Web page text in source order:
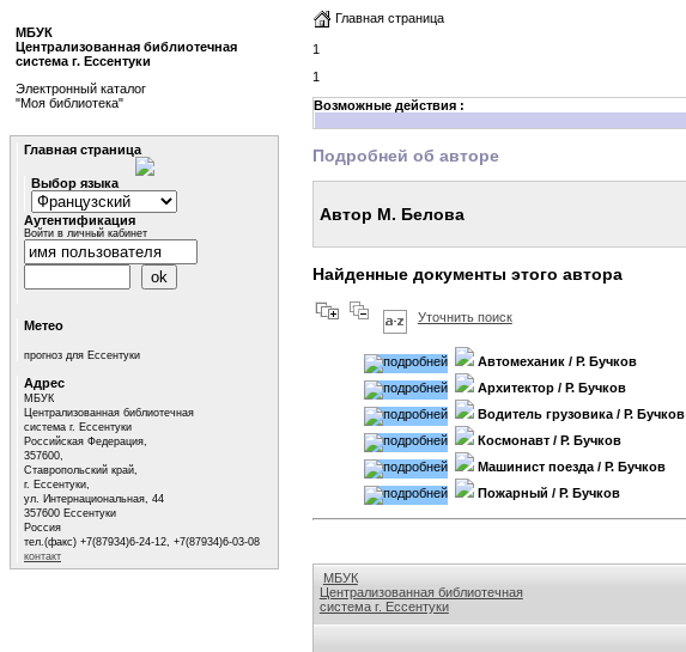
Главная страница
1
1
Возможные действия :
Подробней об авторе
Автор М. Белова
Найденные документы этого автора
Уточнить поиск
Автомеханик/ Р. Бучков
Архитектор/ Р. Бучков
Водитель грузовика/ Р. Бучков
Космонавт/ Р. Бучков
Машинист поезда/ Р. Бучков
Пожарный / Р. Бучков
МБУК
Централизованная библиотечная
система г. Ессентуки
МБУК
Централизованная библиотечная
система г. Ессентуки
Электронный каталог
"Моя библиотека"
Главная страница
Выбор языка
Аутентификация
Войти в личный кабинет
Метео
прогноз для Ессентуки
Адрес
МБУК
Централизованная библиотечная
система г. Ессентуки
Российская Федерация,
357600,
Ставропольский край,
г. Ессентуки,
ул. Интернациональная, 44
357600 Ессентуки
Россия
тел.(факс) +7(87934)6-24-12, +7(87934)6-03-08
контакт